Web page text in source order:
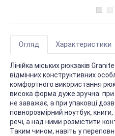
Огляд Характеристики
Лінійка міських рюкзаків
відмінних конструктивних
комфортного використання
висока форма дуже зручна: при
не заважає, а при упаковці
повнорозмірний ноутбук, книги,
речі, а над ними розмістити
Таким чином, навіть у